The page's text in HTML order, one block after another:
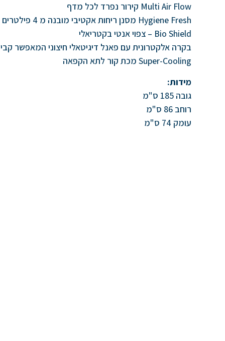
Multi Air Flow קירור נפרד לכל מדף
Hygiene Fresh מסנן ריחות אקטיבי מובנה מ 4 פילטרים המותקן במעגל הקירור בדופן אחורית
Bio Shield – צפוי אנטי בקטריאלי
בקרה אלקטרונית עם פאנל דיגיטאלי חיצוני המאפשר
Super-Cooling מכת קור לתא הקפאה
מידות:
גובה 185 ס"מ
רוחב 86 ס"מ
עומק 74 ס"מ